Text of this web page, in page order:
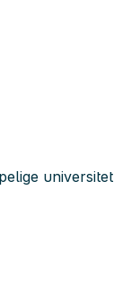
universitet